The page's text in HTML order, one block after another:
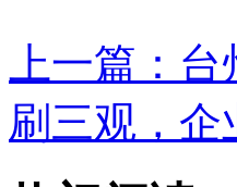
上一篇： 台
刷三观，企